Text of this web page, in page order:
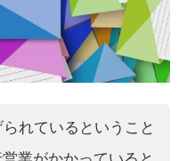
れているということ